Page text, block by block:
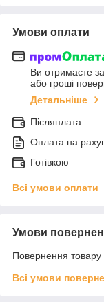
Умови оплати
Ви отримаєте
або гроші
Детальніше
Післяплата
Оплата на
Готівкою
Всі умови оплати
Умови
Повернення товару
Всі умови